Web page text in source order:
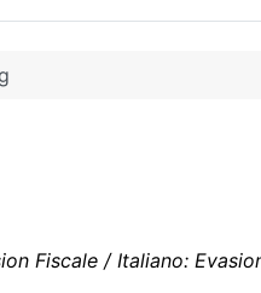
Fiscale / Italiano: